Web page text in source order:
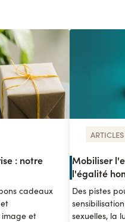
: notre
cadeaux
image et
Mobiliser
l'égalité
Des pistes
sexuelles, la